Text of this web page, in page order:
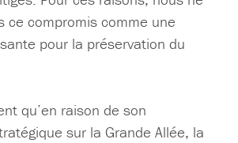
ce compromis comme une
pour la préservation du
qu’en raison de son
sur la Grande Allée, la